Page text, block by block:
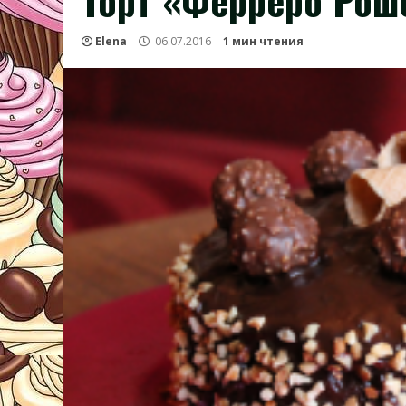
Elena 06.07.2016 1 мин чтения